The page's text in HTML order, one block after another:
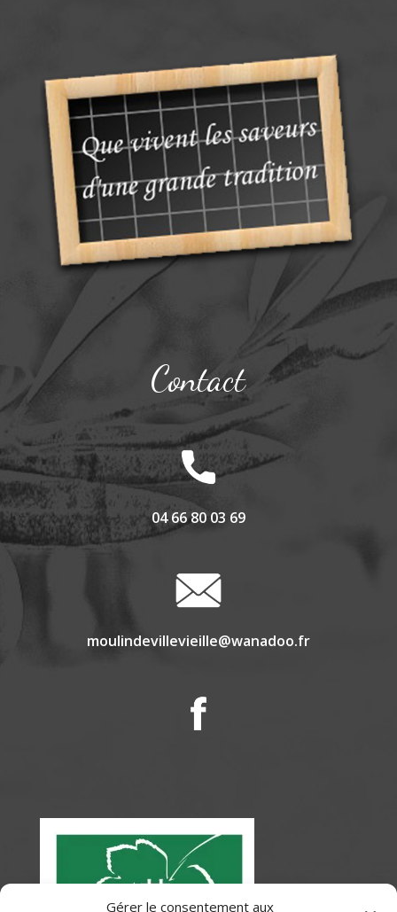
Gérer le consentement aux
Contact
04 66 80 03 69
moulindevillevieille@wanadoo.fr